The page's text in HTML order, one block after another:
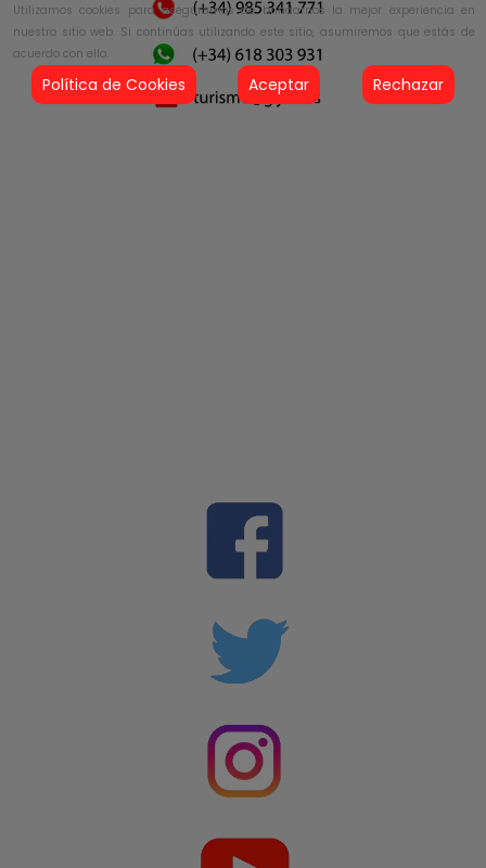
Utilizamos cookies para asegurarnos de brindarnos la mejor experiencia en
nuestro sitio web. Si continúas utilizando este sitio, asumiremos que estás de
acuerdo con ello.
Política de Cookies Aceptar Rechazar